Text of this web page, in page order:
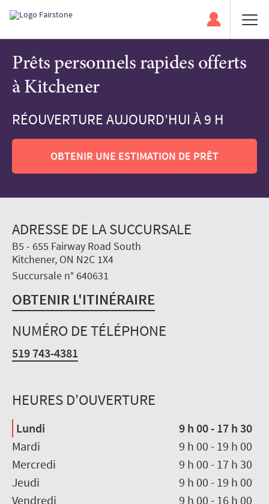
Prêts personnels rapides offerts
à Kitchener
RÉOUVERTURE AUJOURD'HUI À 9 H
OBTENIR UNE ESTIMATION DE PRÊT
ADRESSE DE LA SUCCURSALE
B5 - 655 Fairway Road South
Kitchener, ON N2C 1X4
Succursale n° 640631
OBTENIR L'ITINÉRAIRE
NUMÉRO DE TÉLÉPHONE
519 743-4381
HEURES D'OUVERTURE
Lundi 9 h 00- 17 h 30
Mardi
9 h 00 - 19 h 00
Mercredi
9 h 00 - 17 h 30
Jeudi
9 h 00 - 19 h 00
Vendredi
9 h 00 - 16 h 00